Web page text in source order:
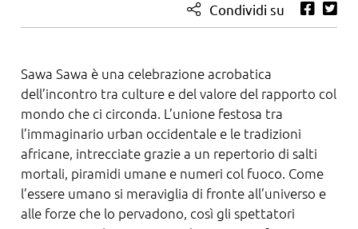
Condividi su
Sawa Sawa è una celebrazione acrobatica
dell’incontro tra culture e del valore del rapporto col
mondo che ci circonda. L’unione festosa tra
l’immaginario urban occidentale e le tradizioni
africane, intrecciate grazie a un repertorio di salti
mortali, piramidi umane e numeri col fuoco. Come
l’essere umano si meraviglia di fronte all’universo e
alle forze che lo pervadono, così gli spettatori